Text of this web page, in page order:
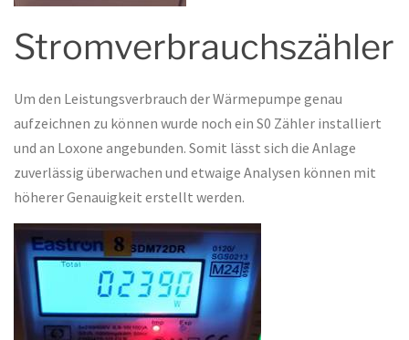
Stromverbrauchszähler
Um den Leistungsverbrauch der Wärmepumpe genau
aufzeichnen zu können wurde noch ein S0 Zähler installiert
und an Loxone angebunden. Somit lässt sich die Anlage
zuverlässig überwachen und etwaige Analysen können mit
höherer Genauigkeit erstellt werden.